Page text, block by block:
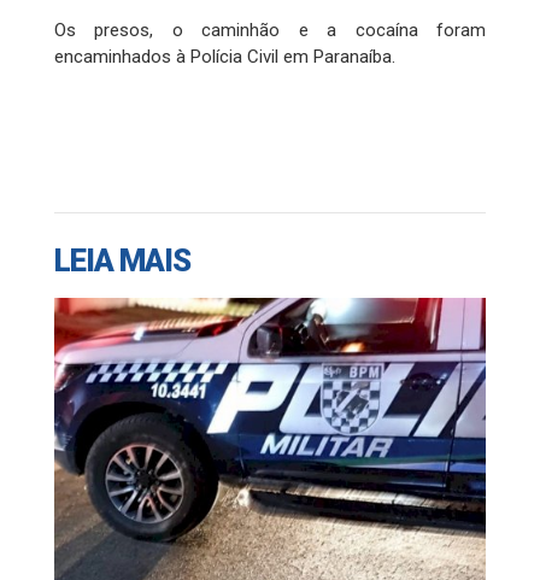
Os presos, o caminhão e a cocaína foram
encaminhados à Polícia Civil em Paranaíba.
LEIA MAIS